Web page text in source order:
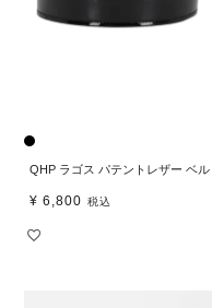
QHP ラゴス パテントレザー ベル
¥ 6,800 税込